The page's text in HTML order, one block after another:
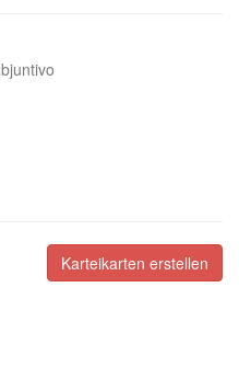
Karteikarten erstellen